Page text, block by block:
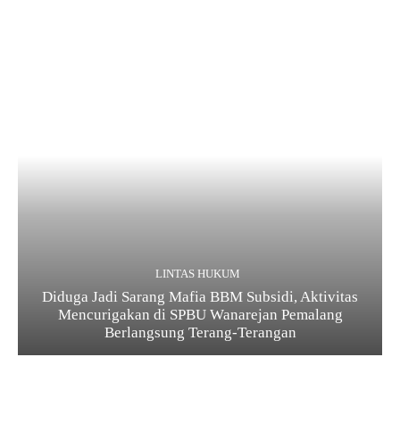
LINTAS HUKUM
Diduga Jadi Sarang Mafia BBM Subsidi, Aktivitas
Mencurigakan di SPBU Wanarejan Pemalang
Berlangsung Terang-Terangan